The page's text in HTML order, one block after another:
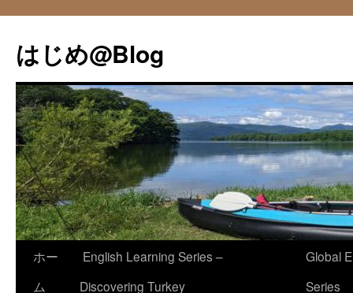
テ
ン
へ
ス
キ
ッ
プ
はじめ@Blog
ホー
ム
English Learning Series –
Discovering Turkey
Global
Series